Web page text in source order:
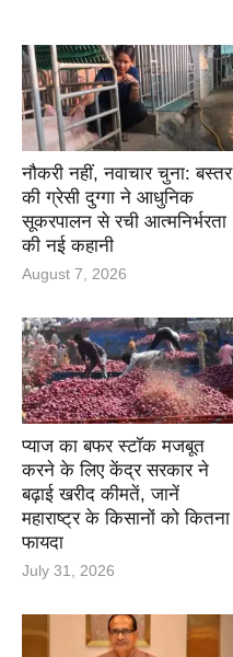
नौकरी नहीं, नवाचार चुना: बस्तर
की ग्रेसी दुग्गा ने आधुनिक
सूकरपालन से रची आत्मनिर्भरता
की नई कहानी
August 7, 2026
प्याज का बफर स्टॉक मजबूत
करने के लिए केंद्र सरकार ने
बढ़ाई खरीद कीमतें, जानें
महाराष्ट्र के किसानों को कितना
फायदा
July 31, 2026